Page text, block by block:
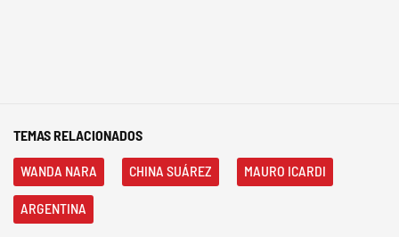
TEMAS RELACIONADOS
WANDA NARA CHINA SUÁREZ MAURO ICARDI
ARGENTINA